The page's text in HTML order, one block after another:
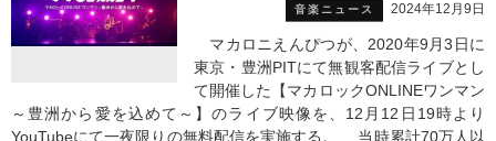
音楽ニュース 2024年12月9日
マカロニえんぴつが、2020年9月3日に
東京・豊洲PITにて無観客配信ライブとし
て開催した【マカロックONLINEワンマン
～豊洲から愛を込めて～】のライブ映像を、12月12日19時より
YouTubeにて一夜限りの無料配信を実施する。 当時累計70万人以